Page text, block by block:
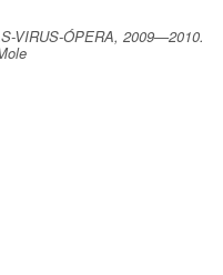
VIRUS-ÓPERA, 2009—2010.